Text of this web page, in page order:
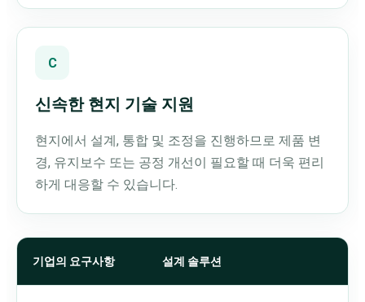
C
신속한 현지 기술 지원
현지에서 설계, 통합 및 조정을 진행하므로 제품 변
경, 유지보수 또는 공정 개선이 필요할 때 더욱 편리
하게 대응할 수 있습니다.
기업의 요구사항 설계 솔루션